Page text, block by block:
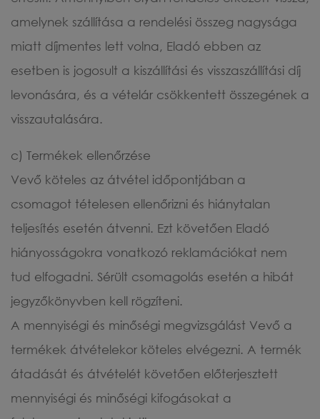
amelynek szállítása a rendelési összeg nagysága
miatt díjmentes lett volna, Eladó ebben az
esetben is jogosult a kiszállítási és visszaszállítási díj
levonására, és a vételár csökkentett összegének a
visszautalására.
c) Termékek ellenőrzése
Vevő köteles az átvétel időpontjában a
csomagot tételesen ellenőrizni és hiánytalan
teljesítés esetén átvenni. Ezt követően Eladó
hiányosságokra vonatkozó reklamációkat nem
tud elfogadni. Sérült csomagolás esetén a hibát
jegyzőkönyvben kell rögzíteni.
A mennyiségi és minőségi megvizsgálást Vevő a
termékek átvételekor köteles elvégezni. A termék
átadását és átvételét követően előterjesztett
mennyiségi és minőségi kifogásokat a